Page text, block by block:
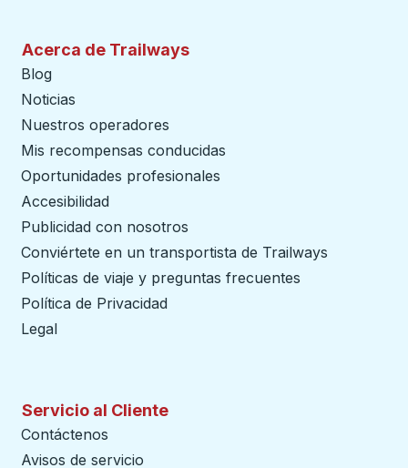
Acerca de Trailways
Blog
Noticias
Nuestros operadores
Mis recompensas conducidas
Oportunidades profesionales
Accesibilidad
Publicidad con nosotros
Conviértete en un transportista de Trailways
Políticas de viaje y preguntas frecuentes
Política de Privacidad
Legal
Servicio al Cliente
Contáctenos
Avisos de servicio